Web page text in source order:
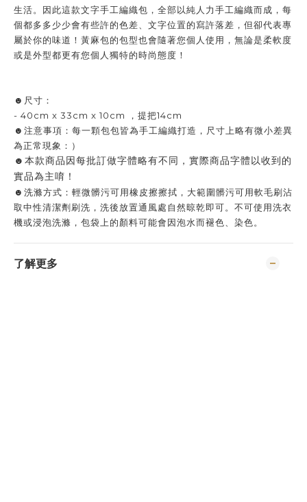
生活。因此這款文字手工編織包，全部以純人力手工編織而成，每
個都多多少少會有些許的色差、文字位置的寫許落差，但卻代表專
屬於你的味道！黃麻包的包型也會隨著您個人使用，無論是柔軟度
或是外型都更有您個人獨特的時尚態度！
☻尺寸：
- 40cm x 33cm x 10cm ，提把14cm
☻注意事項：每一顆包包皆為手工編織打造，尺寸上略有微小差異
為正常現象：）
☻本款商品因每批訂做字體略有不同，實際商品字體以收到的
實品為主唷！
☻洗滌方式：輕微髒污可用橡皮擦擦拭，大範圍髒污可用軟毛刷沾
取中性清潔劑刷洗，洗後放置通風處自然晾乾即可。不可使用洗衣
機或浸泡洗滌，包袋上的顏料可能會因泡水而褪色、染色。
了解更多